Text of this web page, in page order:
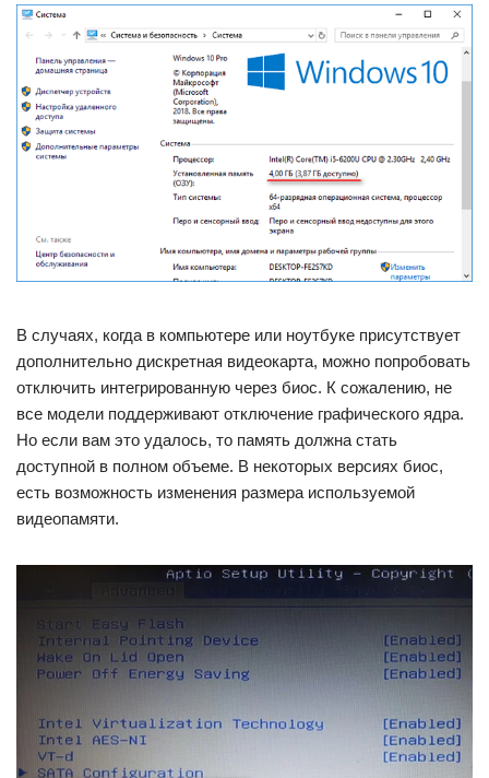
В случаях, когда в компьютере или ноутбуке присутствует
дополнительно дискретная видеокарта, можно попробовать
отключить интегрированную через биос. К сожалению, не
все модели поддерживают отключение графического ядра.
Но если вам это удалось, то память должна стать
доступной в полном объеме. В некоторых версиях биос,
есть возможность изменения размера используемой
видеопамяти.